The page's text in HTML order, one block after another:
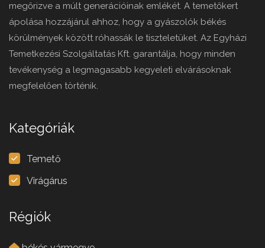
megőrizve a múlt generációinak emlékét. A temetőkert
ápolása hozzájárul ahhoz, hogy a gyászolók békés
körülmények között róhassák le tiszteletüket. Az Egyházi
Temetkezési Szolgáltatás Kft. garantálja, hogy minden
tevékenység a legmagasabb kegyeleti elvárásoknak
megfelelően történik.
Kategóriák
Temető
Virágárus
Régiók